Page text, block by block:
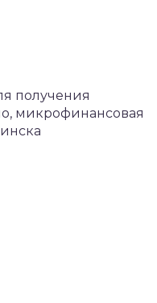
получения
микрофинансовая